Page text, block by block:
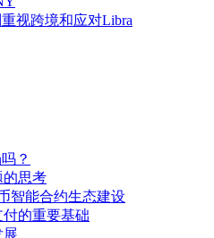
视跨境和应对Libra
？
的思考
智能合约生态建设
的重要基础
展